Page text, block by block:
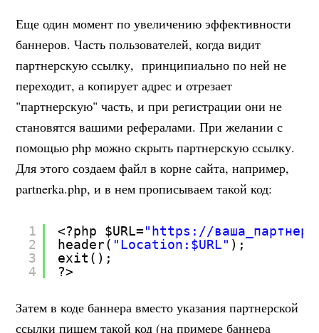
Еще один момент по увеличению эффективности
баннеров. Часть пользователей, когда видит
партнерскую ссылку, принципиально по ней не
переходит, а копирует адрес и отрезает
"партнерскую" часть, и при регистрации они не
становятся вашими рефералами. При желании с
помощью php можно скрыть партнерскую ссылку.
Для этого создаем файл в корне сайта, например,
partnerka.php, и в нем прописываем такой код:
1
2
3
4
<?php $URL="https://
header( "Location:$URL" );
exit();
?>
Затем в коде баннера вместо указания партнерской
ссылки пишем такой код (на примере баннера